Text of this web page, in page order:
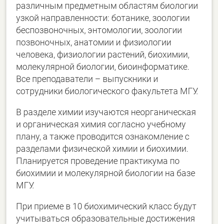
различным предметным областям биологии
узкой направленности: ботанике, зоологии
беспозвоночных, энтомологии, зоологии
позвоночных, анатомии и физиологии
человека, физиологии растений, биохимии,
молекулярной биологии, биоинформатике.
Все преподаватели – выпускники и
сотрудники биологического факультета МГУ.
В разделе химии изучаются неорганическая
и органическая химия согласно учебному
плану, а также проводится ознакомление с
разделами физической химии и биохимии.
Планируется проведение практикума по
биохимии и молекулярной биологии на базе
МГУ.
При приеме в 10 биохимический класс будут
учитываться образовательные достижения